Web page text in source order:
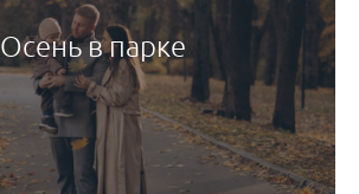
Осень в парке